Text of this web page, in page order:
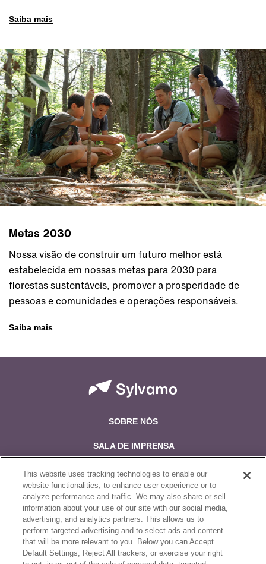
Saiba mais
Metas 2030
Nossa visão de construir um futuro melhor está
estabelecida em nossas metas para 2030 para
florestas sustentáveis, promover a prosperidade de
pessoas e comunidades e operações responsáveis.
Saiba mais
SOBRE NÓS
SALA DE IMPRENSA
TRABALHE CONOSCO
POR QUE INVESTIR
FALE CONOSCO
Siga-nos no:
This website uses tracking technologies to enable our
website functionalities, to enhance user experience or to
analyze performance and traffic. We may also share or sell
information about your use of our site with our social media,
advertising, and analytics partners. This allows us to
perform targeted advertising and to select ads and content
that will be more relevant to you. Below you can Accept
Default Settings, Reject All trackers, or exercise your right